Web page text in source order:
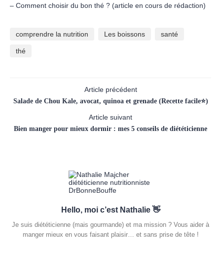
– Comment choisir du bon thé ? (article en cours de rédaction)
comprendre la nutrition Les boissons santé
thé
Article précédent
Salade de Chou Kale, avocat, quinoa et grenade (Recette facile⭐)
Article suivant
Bien manger pour mieux dormir : mes 5 conseils de diététicienne
Hello, moi c’est Nathalie 👋
Je suis diététicienne (mais gourmande) et ma mission ? Vous aider à
manger mieux en vous faisant plaisir… et sans prise de tête !